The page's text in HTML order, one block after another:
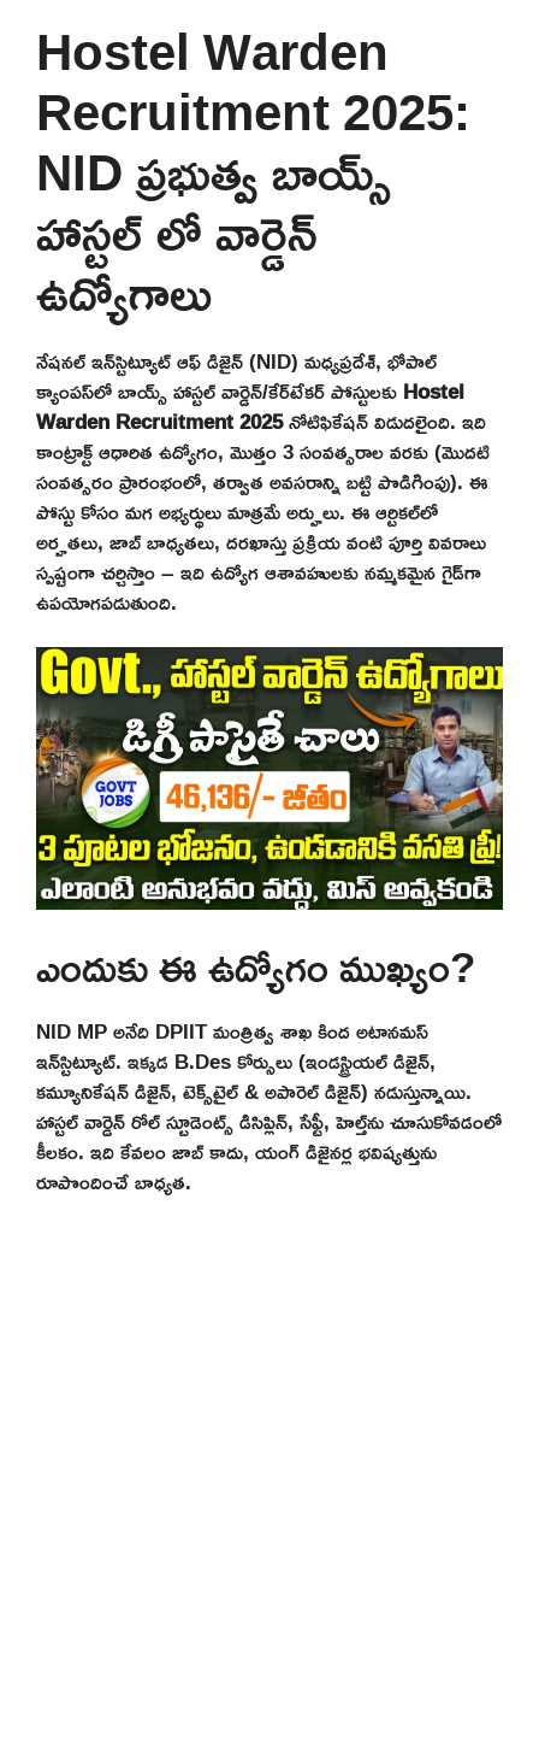
Hostel Warden
Recruitment 2025:
NID ప్రభుత్వ బాయ్స్
హాస్టల్ లో వార్డెన్
ఉద్యోగాలు
నేషనల్ ఇన్‌స్టిట్యూట్ ఆఫ్ డిజైన్ (NID) మధ్యప్రదేశ్, భోపాల్
క్యాంపస్‌లో బాయ్స్ హాస్టల్ వార్డెన్/కేర్‌టేకర్ పోస్టులకుHostel
Warden Recruitment 2025నోటిఫికేషన్ విడుదలైంది. ఇది
కాంట్రాక్ట్ ఆధారిత ఉద్యోగం, మొత్తం 3 సంవత్సరాల వరకు (మొదటి
సంవత్సరం ప్రారంభంలో, తర్వాత అవసరాన్ని బట్టి పొడిగింపు). ఈ
పోస్టు కోసం మగ అభ్యర్థులు మాత్రమే అర్హులు. ఈ ఆర్టికల్‌లో
అర్హతలు, జాబ్ బాధ్యతలు, దరఖాస్తు ప్రక్రియ వంటి పూర్తి వివరాలు
స్పష్టంగా చర్చిస్తాం – ఇది ఉద్యోగ ఆశావహులకు నమ్మకమైన గైడ్‌గా
ఉపయోగపడుతుంది.
ఎందుకు ఈ ఉద్యోగం ముఖ్యం?
NID MP అనేది DPIIT మంత్రిత్వ శాఖ కింద అటానమస్
ఇన్‌స్టిట్యూట్. ఇక్కడ B.Des కోర్సులు (ఇండస్ట్రియల్ డిజైన్,
కమ్యూనికేషన్ డిజైన్, టెక్స్‌టైల్ & అపారెల్ డిజైన్) నడుస్తున్నాయి.
హాస్టల్ వార్డెన్ రోల్ స్టూడెంట్స్ డిసిప్లిన్, సేఫ్టీ, హెల్త్‌ను చూసుకోవడంలో
కీలకం. ఇది కేవలం జాబ్ కాదు, యంగ్ డిజైనర్ల భవిష్యత్తును
రూపొందించే బాధ్యత.